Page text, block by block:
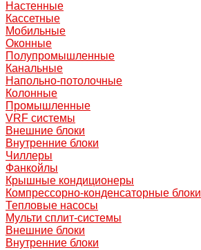
Настенные
Кассетные
Мобильные
Оконные
Полупромышленные
Канальные
Напольно-потолочные
Колонные
Промышленные
VRF системы
Внешние блоки
Внутренние блоки
Чиллеры
Фанкойлы
Крышные кондиционеры
Компрессорно-конденсаторные блоки
Тепловые насосы
Мульти сплит-системы
Внешние блоки
Внутренние блоки